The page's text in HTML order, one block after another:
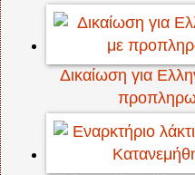
Δικαίωση για